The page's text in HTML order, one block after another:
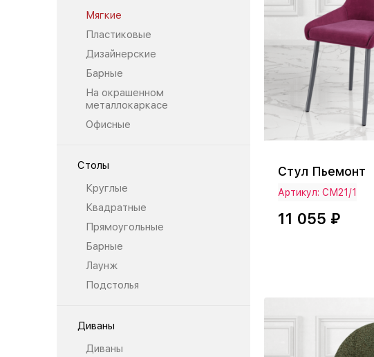
Мягкие
Пластиковые
Дизайнерские
Барные
На окрашенном
металлокаркасе
Офисные
Столы
Круглые
Квадратные
Прямоугольные
Барные
Лаунж
Подстолья
Диваны
Диваны
Стул Пьемонт
Артикул: СМ21/1
11 055 ₽